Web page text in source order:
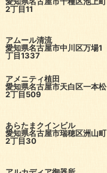
2丁目11
アムール清流
愛知県名古屋市中川区万場1
丁目1337
アメニティ植田
愛知県名古屋市天白区一本松
2丁目509
あらたまクインビル
愛知県名古屋市瑞穂区洲山町
2丁目30